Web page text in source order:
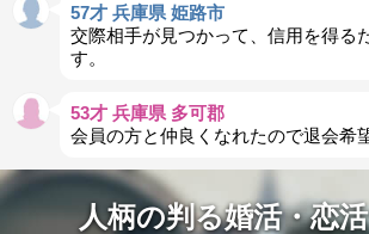
57才 兵庫県 姫路市
交際相手が見つかって、信用を得る
す。
53才 兵庫県 多可郡
会員の方と仲良くなれたので退会希
人柄の判る婚活・恋